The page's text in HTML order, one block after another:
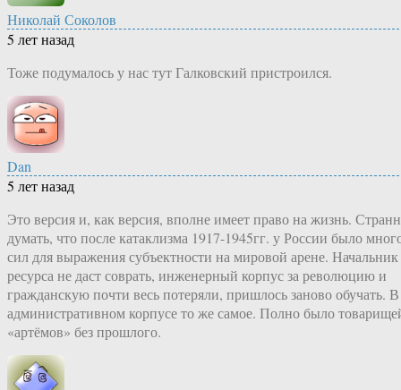
Николай Соколов
5 лет назад
Тоже подумалось у нас тут Галковский пристроился.
Dan
5 лет назад
Это версия и, как версия, вполне имеет право на жизнь.
думать, что после катаклизма 1917-1945гг. у России было
сил для выражения субъектности на мировой арене. Начальник
ресурса не даст соврать, инженерный корпус за революцию и
гражданскую почти весь потеряли, пришлось заново обучать. В
административном корпусе то же самое. Полно было
«артёмов» без прошлого.